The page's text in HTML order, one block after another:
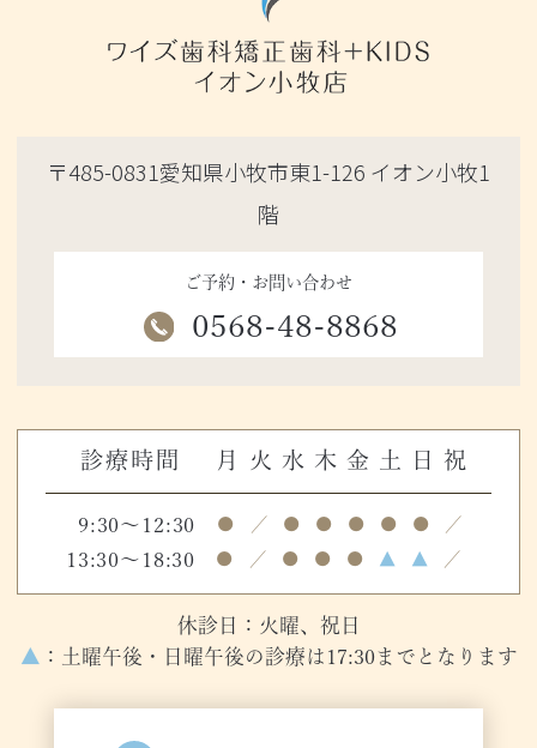
〒485-0831愛知県小牧市東1-126 イオン小牧1
階
ご予約・お問い合わせ
0568-48-8868
診療時間 月 火 水 木 金 土 日 祝
9:30～12:30 ● ／ ● ● ● ● ● ／
13:30～18:30 ● ／ ● ● ● ▲ ▲ ／
休診日：火曜、祝日
▲ ：土曜午後・日曜午後の診療は17:30までとなります